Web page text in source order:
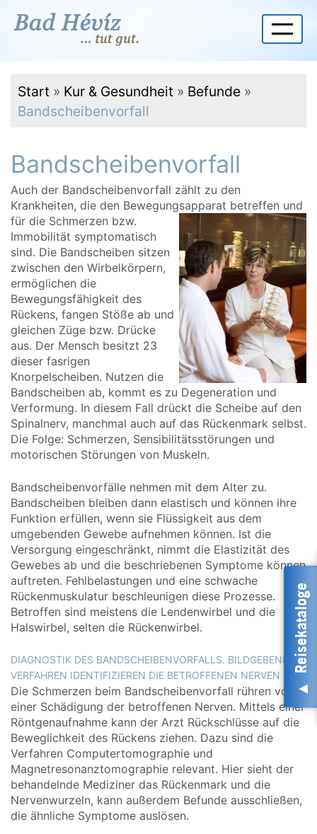
Start » Kur & Gesundheit » Befunde»
Bandscheibenvorfall
Bandscheibenvorfall
Auch der Bandscheibenvorfall zählt zu den
Krankheiten, die den Bewegungsapparat betreffen und
für die Schmerzen bzw.
Immobilität symptomatisch
sind. Die Bandscheiben sitzen
zwischen den Wirbelkörpern,
ermöglichen die
Bewegungsfähigkeit des
Rückens, fangen Stöße ab und
gleichen Züge bzw. Drücke
aus. Der Mensch besitzt 23
dieser fasrigen
Knorpelscheiben. Nutzen die
Bandscheiben ab, kommt es zu Degeneration und
Verformung. In diesem Fall drückt die Scheibe auf den
Spinalnerv, manchmal auch auf das Rückenmark selbst.
Die Folge: Schmerzen, Sensibilitätsstörungen und
motorischen Störungen von Muskeln.
Bandscheibenvorfälle nehmen mit dem Alter zu.
Bandscheiben bleiben dann elastisch und können ihre
Funktion erfüllen, wenn sie Flüssigkeit aus dem
umgebenden Gewebe aufnehmen können. Ist die
Versorgung eingeschränkt, nimmt die Elastizität des
Gewebes ab und die beschriebenen Symptome können
auftreten. Fehlbelastungen und eine schwache
Rückenmuskulatur beschleunigen diese Prozesse.
Betroffen sind meistens die Lendenwirbel und die
Halswirbel, selten die Rückenwirbel.
DIAGNOSTIK DES BANDSCHEIBENVORFALLS. BILDGEBENDE
VERFAHREN IDENTIFIZIEREN DIE BETROFFENEN NERVEN
Die Schmerzen beim Bandscheibenvorfall rühren von
einer Schädigung der betroffenen Nerven. Mittels einer
Röntgenaufnahme kann der Arzt Rückschlüsse auf die
Beweglichkeit des Rückens ziehen. Dazu sind die
Verfahren Computertomographie und
Magnetresonanztomographie relevant. Hier sieht der
behandelnde Mediziner das Rückenmark und die
Nervenwurzeln, kann außerdem Befunde ausschließen,
die ähnliche Symptome auslösen.
Reisekataloge